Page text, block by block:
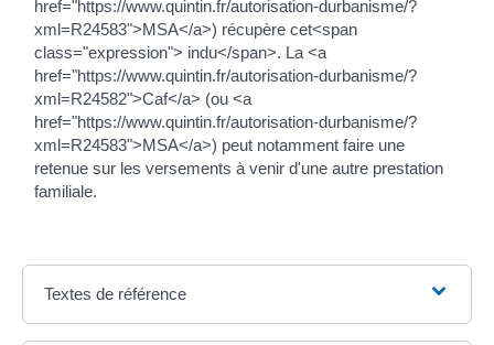
href="https://www.quintin.fr/autorisation-durbanisme/?
xml=R24583">MSA</a>) récupère cet<span
class="expression"> indu</span>. La <a
href="https://www.quintin.fr/autorisation-durbanisme/?
xml=R24582">Caf</a> (ou <a
href="https://www.quintin.fr/autorisation-durbanisme/?
xml=R24583">MSA</a>) peut notamment faire une
retenue sur les versements à venir d'une autre prestation
familiale.
Textes de référence